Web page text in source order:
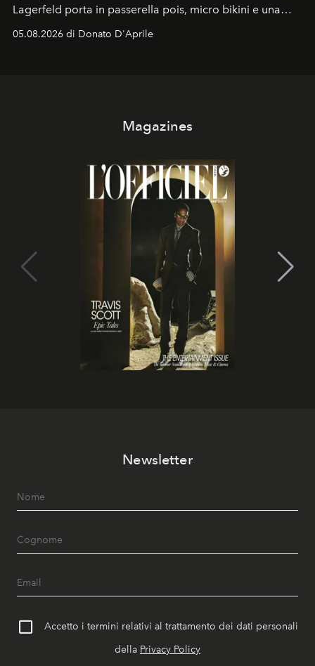
Lagerfeld porta in passerella pois, micro bikini e una
Kate, Claudia e Carla una dietro l'altra. Trent'anni dopo,
05.08.2026 di Donato D'Aprile
Magazines
Newsletter
Accetto i termini relativi al trattamento dei dati personali
della Privacy Policy